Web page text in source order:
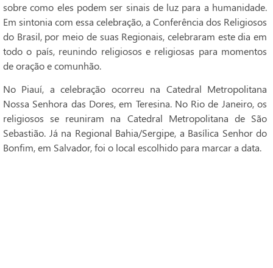
sobre como eles podem ser sinais de luz para a humanidade.
Em sintonia com essa celebração, a Conferência dos Religiosos
do Brasil, por meio de suas Regionais, celebraram este dia em
todo o país, reunindo religiosos e religiosas para momentos
de oração e comunhão.
No Piauí, a celebração ocorreu na Catedral Metropolitana
Nossa Senhora das Dores, em Teresina. No Rio de Janeiro, os
religiosos se reuniram na Catedral Metropolitana de São
Sebastião. Já na Regional Bahia/Sergipe, a Basílica Senhor do
Bonfim, em Salvador, foi o local escolhido para marcar a data.